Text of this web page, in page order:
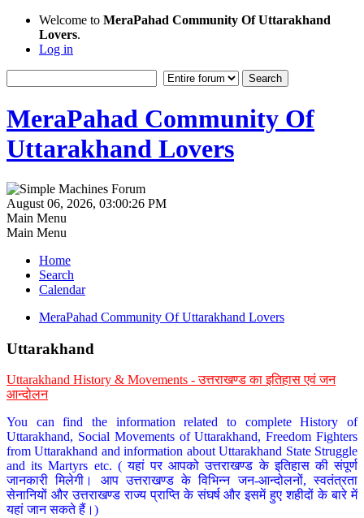
Welcome to MeraPahad Community Of Uttarakhand
Lovers.
Log in
MeraPahad Community Of
Uttarakhand Lovers
August 06, 2026, 03:00:26 PM
Main Menu
Main Menu
Home
Search
Calendar
MeraPahad Community Of Uttarakhand Lovers
Uttarakhand
Uttarakhand History & Movements - उत्तराखण्ड का इतिहास एवं जन
आन्दोलन
You can find the information related to complete History of
Uttarakhand, Social Movements of Uttarakhand, Freedom Fighters
from Uttarakhand and information about Uttarakhand State Struggle
and its Martyrs etc. ( यहां पर आपको उत्तराखण्ड के इतिहास की संपूर्ण
जानकारी मिलेगी। आप उत्तराखण्ड के विभिन्न जन-आन्दोलनों, स्वतंत्रता
सेनानियों और उत्तराखण्ड राज्य प्राप्ति के संघर्ष और इसमें हुए शहीदों के बारे में
यहां जान सकते हैं।)